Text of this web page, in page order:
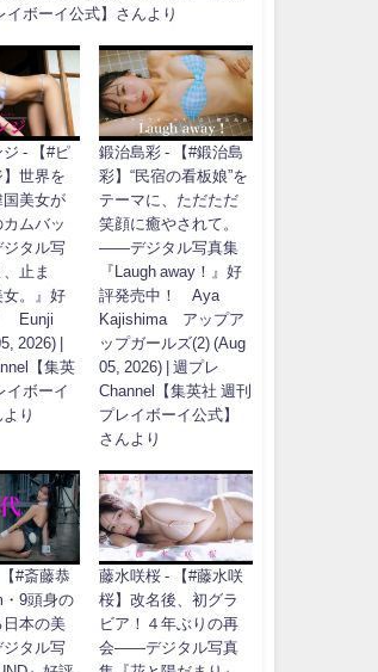
イボーイ公式】さんより
- 【#ピ
】世界を
国美女が
カムバッ
タル写
止ま
。』好
Eunji
2026) |
【集英
イボーイ
り
鍛治島彩 - 【#鍛治島
彩】“民宿の看板娘”を
テーマに、ただただ
笑顔に癒やされて。
――デジタル写真集
『Laugh away！』好
評発売中！ Aya
Kajishima アップア
ップガールズ(2) (Aug
05, 2026) | 週プレ
Channel【集英社 週刊
プレイボーイ公式】
さんより
#斎藤恭
9頭身の
本の美
タル写
藤水咲桜 - 【#藤水咲
桜】改名後、初グラ
ビア！４年ぶりの再
会――デジタル写真